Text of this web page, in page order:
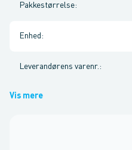
Pakkestørrelse:
Enhed :
Leverandørens varenr. :
Vis mere